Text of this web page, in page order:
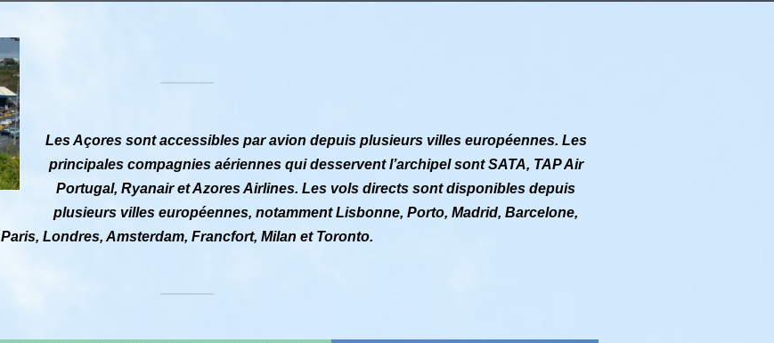
Les Açores sont accessibles par avion depuis plusieurs villes européennes. Les
principales compagnies aériennes qui desservent l’archipel sont SATA, TAP Air
Portugal, Ryanair et Azores Airlines. Les vols directs sont disponibles depuis
plusieurs villes européennes, notamment Lisbonne, Porto, Madrid, Barcelone,
Paris, Londres, Amsterdam, Francfort, Milan et Toronto.